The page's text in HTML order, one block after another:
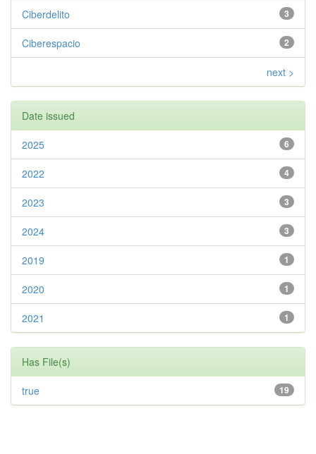
3
Ciberdelito
2
Ciberespacio
next >
Date issued
6
2025
4
2022
3
2023
3
2024
1
2019
1
2020
1
2021
Has File(s)
19
true